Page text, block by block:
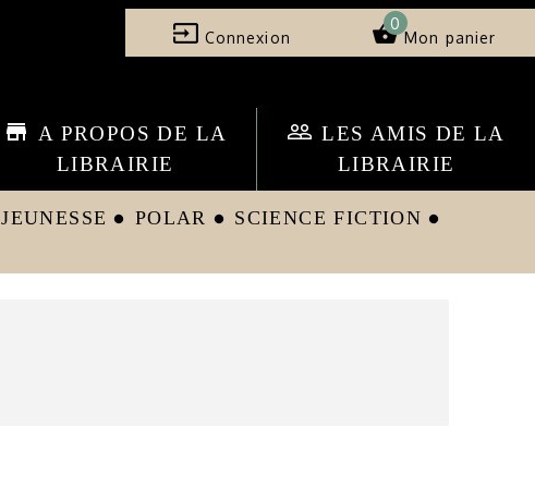
input Connexion shopping_basket
0
Mon panier
store A PROPOS DE LA
LIBRAIRIE
people_outline LES AMIS DE LA
LIBRAIRIE
JEUNESSE circle POLAR circle SCIENCE FICTION circle